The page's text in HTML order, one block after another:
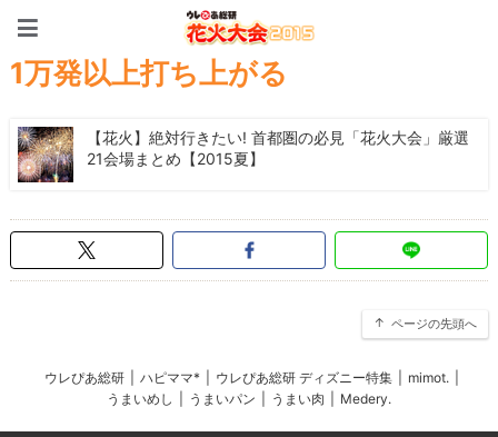
1万発以上打ち上がる
【花火】絶対行きたい! 首都圏の必見「花火大会」厳選
21会場まとめ【2015夏】
ページの先頭へ
ウレぴあ総研 ハピママ* ウレぴあ総研 ディズニー特集 mimot.
うまいめし
うまいパン うまい肉 Medery.